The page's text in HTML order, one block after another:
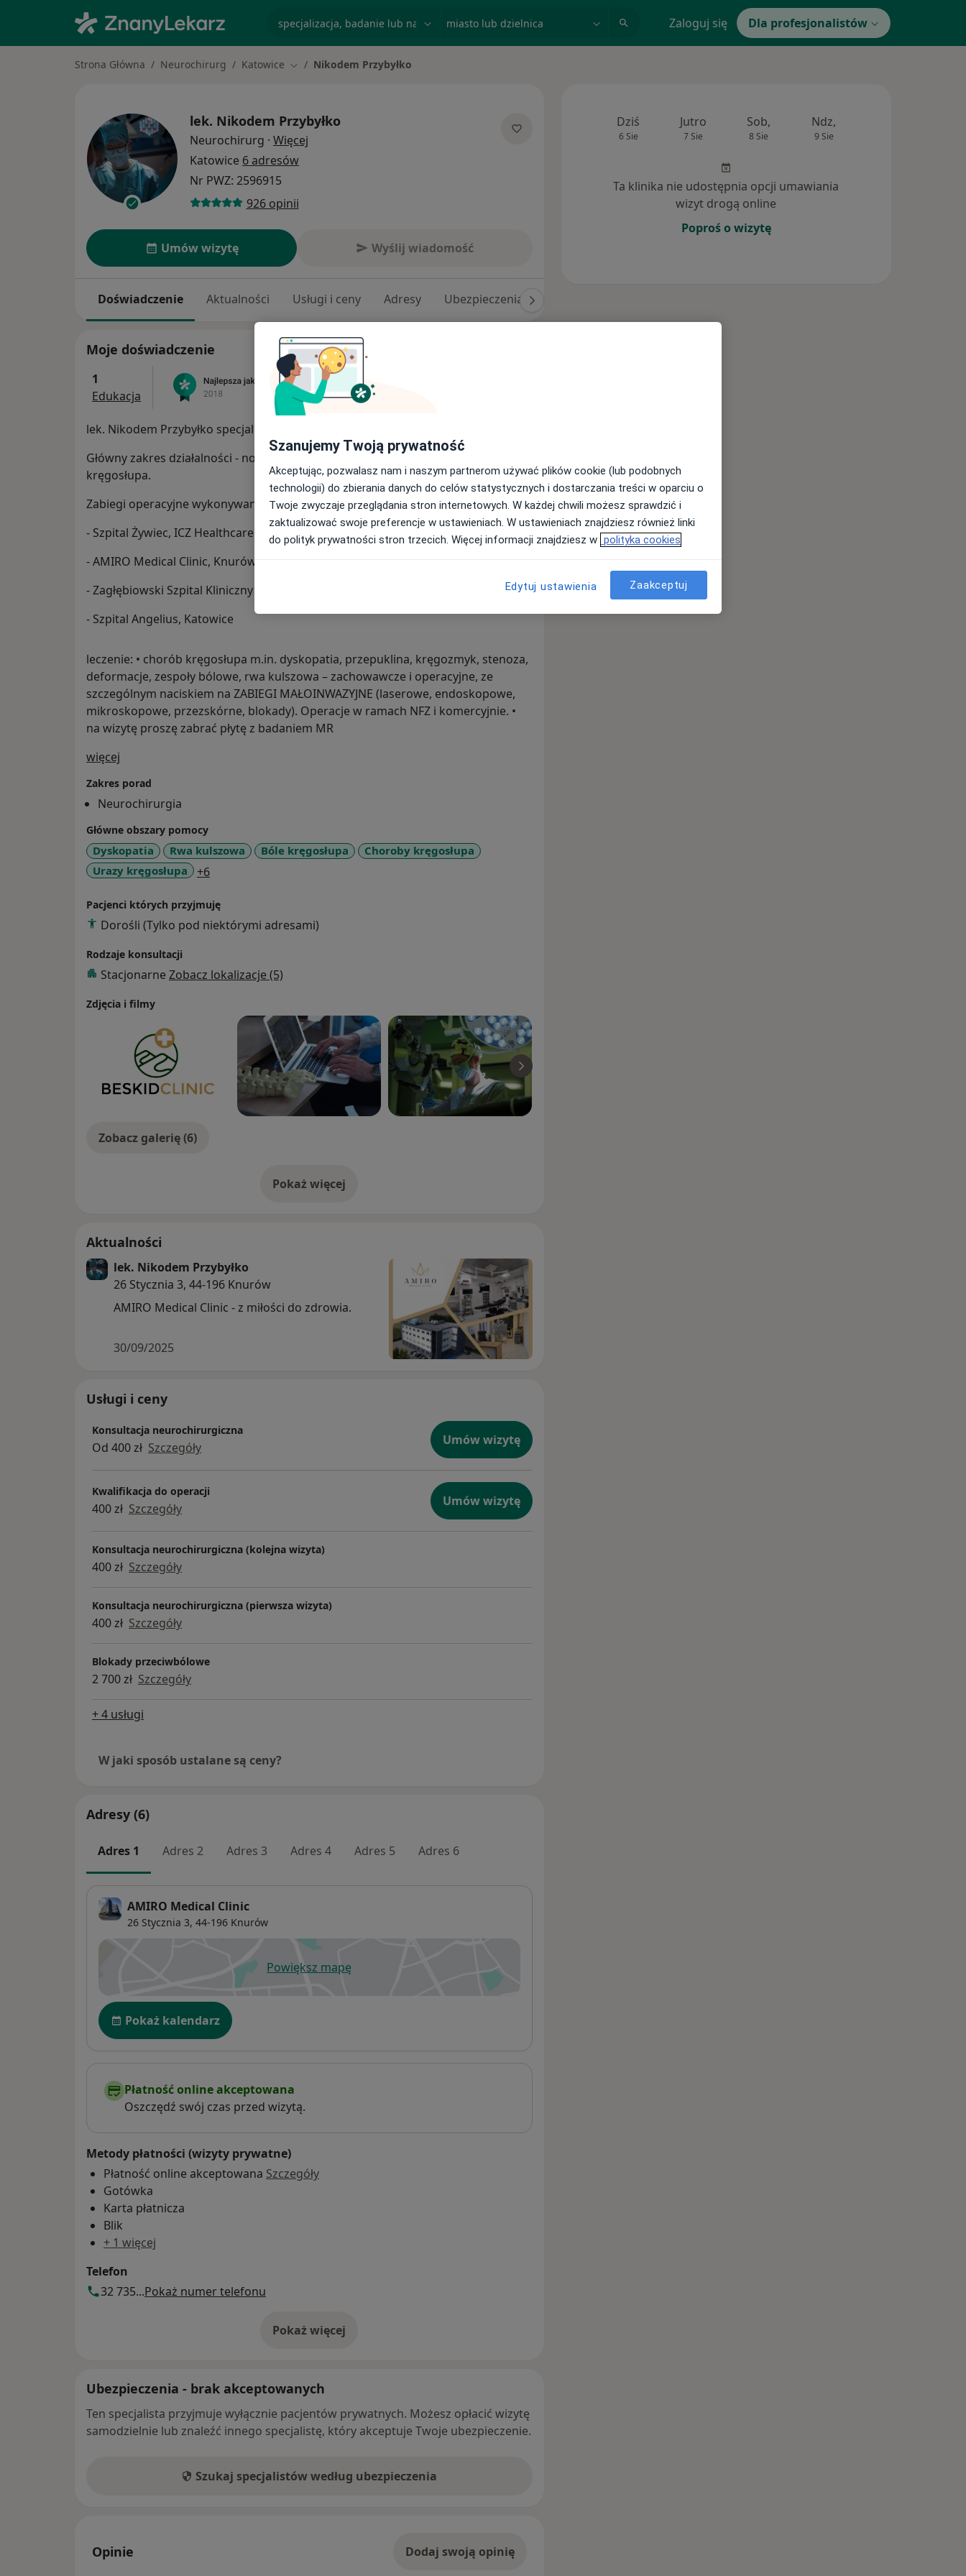
Zaloguj się Dla profesjonalistów
Strona Główna Neurochirurg Katowice Zmień miasto
Nikodem Przybyłko
lek. Nikodem Przybyłko
Neurochirurg · Więcej
Katowice 6 adresów
Nr PWZ: 2596915
926 opinii
Umów wizytę Wyślij wiadomość
Doświadczenie Aktualności Usługi i ceny Adresy Ubezpieczenia
Moje doświadczenie
1
Edukacja
lek. Nikodem Przybyłko specjalista neurochirurg.
Główny zakres działalności - nowoczesne, małoinwazyjne leczenie chorób
kręgosłupa.
Zabiegi operacyjne wykonywane są w:
- Szpital Żywiec, ICZ Healthcare sp. z o.o
- AMIRO Medical Clinic, Knurów
- Zagłębiowski Szpital Kliniczny w Czeladzi, Szpitalna 40
- Szpital Angelius, Katowice
leczenie: • chorób kręgosłupa m.in. dyskopatia, przepuklina, kręgozmyk, stenoza,
deformacje, zespoły bólowe, rwa kulszowa – zachowawcze i operacyjne, ze
szczególnym naciskiem na ZABIEGI MAŁOINWAZYJNE (laserowe, endoskopowe,
mikroskopowe, przezskórne, blokady). Operacje w ramach NFZ i komercyjnie. •
na wizytę proszę zabrać płytę z badaniem MR
więcej
Zakres porad
Neurochirurgia
Główne obszary pomocy
Dyskopatia Rwa kulszowa Bóle kręgosłupa
Choroby kręgosłupa
Urazy kręgosłupa
+6a11y_sr_more_diseases
Pacjenci których przyjmuję
Dorośli (Tylko pod niektórymi adresami)
Rodzaje konsultacji
Stacjonarne Zobacz lokalizacje (5)
Zdjęcia i filmy
Zobacz galerię (6)
Pokaż więcejo doświadczeniu
Aktualności
lek. Nikodem Przybyłko
26 Stycznia 3, 44-196 Knurów
AMIRO Medical Clinic - z miłości do zdrowia.
30/09/2025
Usługi i ceny
Konsultacja neurochirurgiczna
Od 400 zł Szczegóły Umów wizytę
Kwalifikacja do operacji
400 zł Szczegóły Umów wizytę
Konsultacja neurochirurgiczna (kolejna wizyta)
400 zł Szczegóły
Konsultacja neurochirurgiczna (pierwsza wizyta)
400 zł Szczegóły
Blokady przeciwbólowe
2 700 zł Szczegóły
+ 4 usługi
W jaki sposób ustalane są ceny?
Adresy (6)
Adres 1 Adres 2 Adres 3 Adres 4 Adres 5 Adres 6
AMIRO Medical Clinic
26 Stycznia 3, 44-196 Knurów
Powiększ mapęotwiera się w nowej karcie
Dostępność
Pokaż kalendarz
Płatność online akceptowana
Oszczędź swój czas przed wizytą.
Metody płatności (wizyty prywatne)
Płatność online akceptowana Szczegóły
Gotówka
Karta płatnicza
Blik
+ 1 więcej
Telefon
32 735...Pokaż numer telefonu
Pokaż więcej
o adresie
Ubezpieczenia - brak akceptowanych
Ten specjalista przyjmuje wyłącznie pacjentów prywatnych. Możesz opłacić wizytę
samodzielnie lub znaleźć innego specjalistę, który akceptuje Twoje ubezpieczenie.
Szukaj specjalistów według ubezpieczenia
Opinie Dodaj swoją opinię
Dziś
6 Sie
Jutro
7 Sie
Sob,
8 Sie
Ndz,
9 Sie
Ta klinika nie udostępnia opcji umawiania
wizyt drogą online
Poproś o wizytę
Szanujemy Twoją prywatność
Akceptując, pozwalasz nam i naszym partnerom używać plików cookie (lub podobnych
technologii) do zbierania danych do celów statystycznych i dostarczania treści w oparciu o
Twoje zwyczaje przeglądania stron internetowych. W każdej chwili możesz sprawdzić i
zaktualizować swoje preferencje w ustawieniach. W ustawieniach znajdziesz również linki
do polityk prywatności stron trzecich. Więcej informacji znajdziesz w polityka cookies
Edytuj ustawienia Zaakceptuj